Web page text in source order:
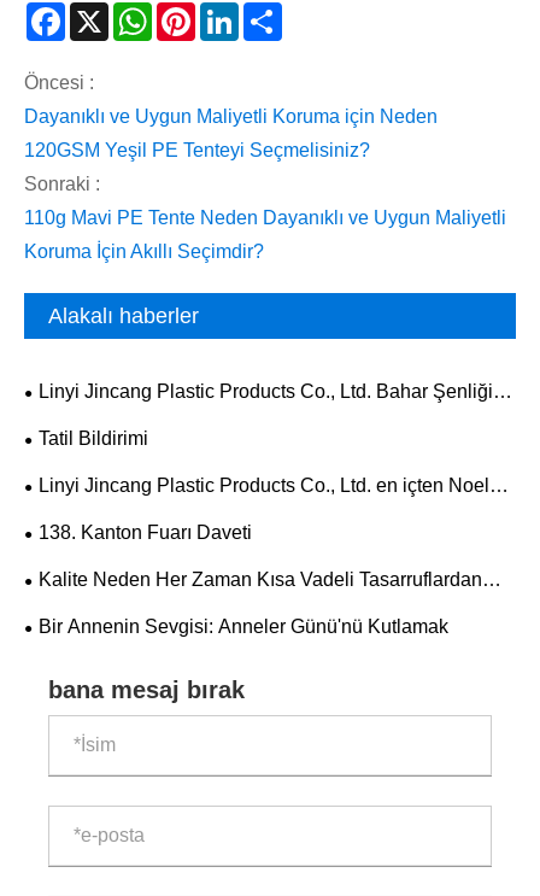
Facebook
X WhatsAppPinterestLinkedIn
Öncesi :
Dayanıklı ve Uygun Maliyetli Koruma için Neden
120GSM Yeşil PE Tenteyi Seçmelisiniz?
Sonraki :
110g Mavi PE Tente Neden Dayanıklı ve Uygun Maliyetli
Koruma İçin Akıllı Seçimdir?
Alakalı haberler
Linyi Jincang Plastic Products Co., Ltd. Bahar Şenliği
Sonrası Faaliyetlerine Devam Ediyor
Tatil Bildirimi
Linyi Jincang Plastic Products Co., Ltd. en içten Noel
tebriklerini sunar.
138. Kanton Fuarı Daveti
Kalite Neden Her Zaman Kısa Vadeli Tasarruflardan
Daha Ağır Gelir?
Bir Annenin Sevgisi: Anneler Günü'nü Kutlamak
bana mesaj bırak